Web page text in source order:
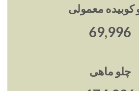
کوبیده معمولی
70,000
چلو ماهی